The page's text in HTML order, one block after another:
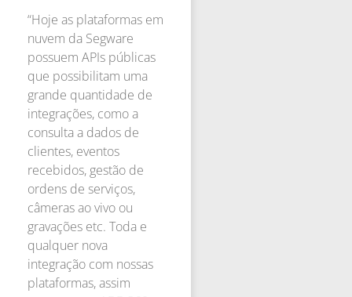
“Hoje as plataformas em
nuvem da Segware
possuem APIs públicas
que possibilitam uma
grande quantidade de
integrações, como a
consulta a dados de
clientes, eventos
recebidos, gestão de
ordens de serviços,
câmeras ao vivo ou
gravações etc. Toda e
qualquer nova
integração com nossas
plataformas, assim